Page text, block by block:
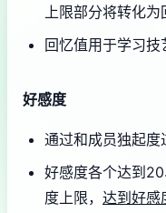
上限部分将转化为
回忆值用于学习技
好感度
通过和成员独起度
好感度各个达到
度上限， 达到好感